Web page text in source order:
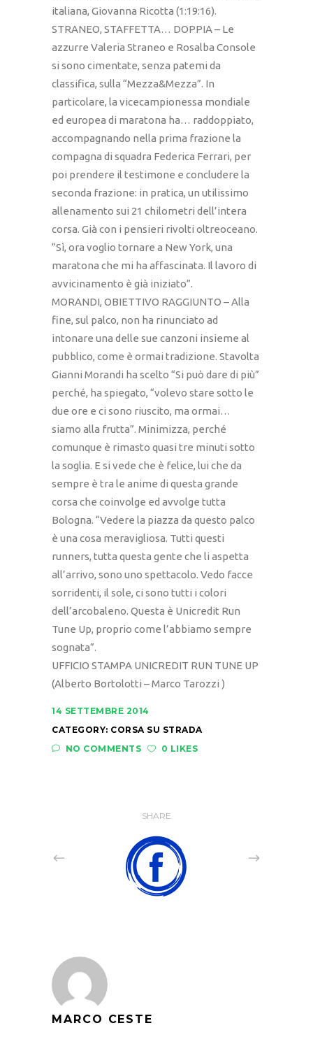
italiana, Giovanna Ricotta (1:19:16).
STRANEO, STAFFETTA… DOPPIA – Le
azzurre Valeria Straneo e Rosalba Console
si sono cimentate, senza patemi da
classifica, sulla “Mezza&Mezza”. In
particolare, la vicecampionessa mondiale
ed europea di maratona ha… raddoppiato,
accompagnando nella prima frazione la
compagna di squadra Federica Ferrari, per
poi prendere il testimone e concludere la
seconda frazione: in pratica, un utilissimo
allenamento sui 21 chilometri dell’intera
corsa. Già con i pensieri rivolti oltreoceano.
“Sì, ora voglio tornare a New York, una
maratona che mi ha affascinata. Il lavoro di
avvicinamento è già iniziato”.
MORANDI, OBIETTIVO RAGGIUNTO – Alla
fine, sul palco, non ha rinunciato ad
intonare una delle sue canzoni insieme al
pubblico, come è ormai tradizione. Stavolta
Gianni Morandi ha scelto “Si può dare di più”
perché, ha spiegato, “volevo stare sotto le
due ore e ci sono riuscito, ma ormai…
siamo alla frutta”. Minimizza, perché
comunque è rimasto quasi tre minuti sotto
la soglia. E si vede che è felice, lui che da
sempre è tra le anime di questa grande
corsa che coinvolge ed avvolge tutta
Bologna. “Vedere la piazza da questo palco
è una cosa meravigliosa. Tutti questi
runners, tutta questa gente che li aspetta
all’arrivo, sono uno spettacolo. Vedo facce
sorridenti, il sole, ci sono tutti i colori
dell’arcobaleno. Questa è Unicredit Run
Tune Up, proprio come l’abbiamo sempre
sognata”.
UFFICIO STAMPA UNICREDIT RUN TUNE UP
(Alberto Bortolotti – Marco Tarozzi )
14 SETTEMBRE 2014
CATEGORY: CORSA SU STRADA
NO COMMENTS
0 LIKES
SHARE
MARCO CESTE